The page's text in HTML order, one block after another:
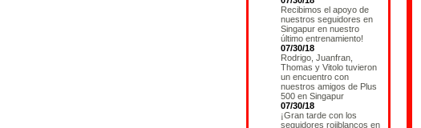
Recibimos el apoyo de
nuestros seguidores en
Singapur en nuestro
último entrenamiento!
07/30/18
Rodrigo, Juanfran,
Thomas y Vitolo tuvieron
un encuentro con
nuestros amigos de Plus
500 en Singapur
07/30/18
¡Gran tarde con los
seguidores rojiblancos en